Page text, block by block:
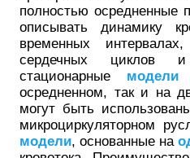
полностью осредненные
описывать динамику
временных
сердечных циклов
стационарные модели
осредненном, так и на
могут быть
микроциркуляторном
модели, основанные на